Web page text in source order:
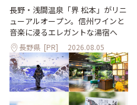
長野・浅間温泉「界 松本」がリニ
ューアルオープン。信州ワインと
音楽に浸るエレガントな湯宿へ
長野県 [PR] 2026.08.05